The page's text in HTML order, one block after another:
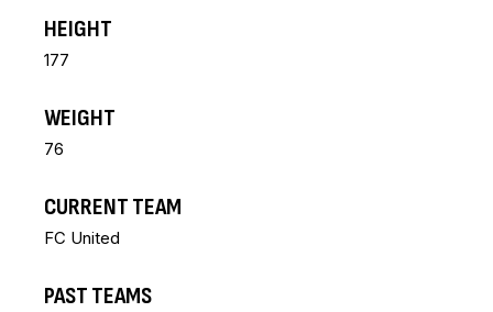
HEIGHT
177
WEIGHT
76
CURRENT TEAM
FC United
PAST TEAMS